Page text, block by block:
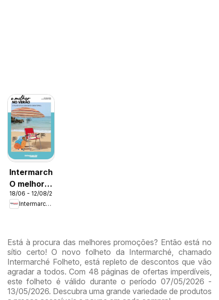
Intermarché
O melhor
no verão
18/06 - 12/08/2026
Intermarché
Está à procura das melhores promoções? Então está no
sítio certo! O novo folheto da Intermarché, chamado
Intermarché Folheto, está repleto de descontos que vão
agradar a todos. Com 48 páginas de ofertas imperdíveis,
este folheto é válido durante o período 07/05/2026 -
13/05/2026. Descubra uma grande variedade de produtos